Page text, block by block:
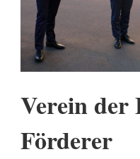
Verein der
Förderer